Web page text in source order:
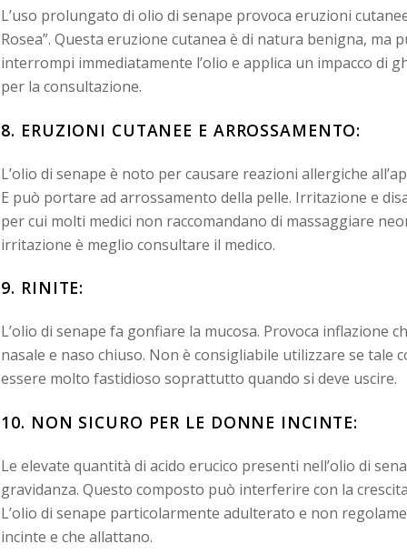
L’uso prolungato di olio di senape provoca eruzioni
Rosea”. Questa eruzione cutanea è di natura benigna, ma
interrompi immediatamente l’olio e applica un impacco di
per la consultazione.
8. ERUZIONI CUTANEE E ARROSSAMENTO:
L’olio di senape è noto per causare reazioni allergiche
E può portare ad arrossamento della pelle. Irritazione e
per cui molti medici non raccomandano di massaggiare
irritazione è meglio consultare il medico.
9. RINITE:
L’olio di senape fa gonfiare la mucosa. Provoca inflazione
nasale e naso chiuso. Non è consigliabile utilizzare se tale
essere molto fastidioso soprattutto quando si deve uscire.
10. NON SICURO PER LE DONNE INCINTE:
Le elevate quantità di acido erucico presenti nell’olio di
gravidanza. Questo composto può interferire con la
L’olio di senape particolarmente adulterato e non
incinte e che allattano.